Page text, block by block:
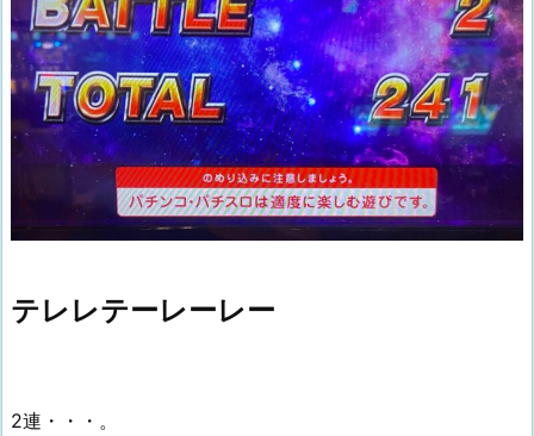
テレレテーレーレー
2連・・・。